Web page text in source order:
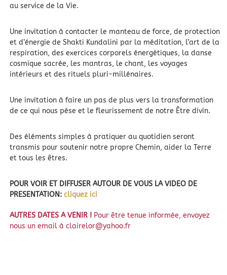
au service de la Vie.
Une invitation à contacter le manteau de force, de protection
et d’énergie de Shakti Kundalini par la méditation, l’art de la
respiration, des exercices corporels énergétiques, la danse
cosmique sacrée, les mantras, le chant, les voyages
intérieurs et des rituels pluri-millénaires.
Une invitation à faire un pas de plus vers la transformation
de ce qui nous pèse et le fleurissement de notre Être divin.
Des éléments simples à pratiquer au quotidien seront
transmis pour soutenir notre propre Chemin, aider la Terre
et tous les êtres.
POUR VOIR ET DIFFUSER AUTOUR DE VOUS LA VIDEO DE
PRESENTATION: cliquez ici
AUTRES DATES A VENIR !Pour être tenue informée, envoyez
nous un email à clairelor@yahoo.fr